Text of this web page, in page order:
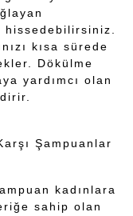
kısa sürede
Dökülme
yardımcı olan
Şampuanlar
kadınlara
sahip olan